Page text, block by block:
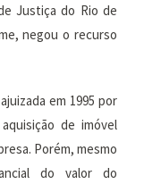
Justiça do Rio de
negou o recurso
em 1995 por
de imóvel
Porém, mesmo
do valor do